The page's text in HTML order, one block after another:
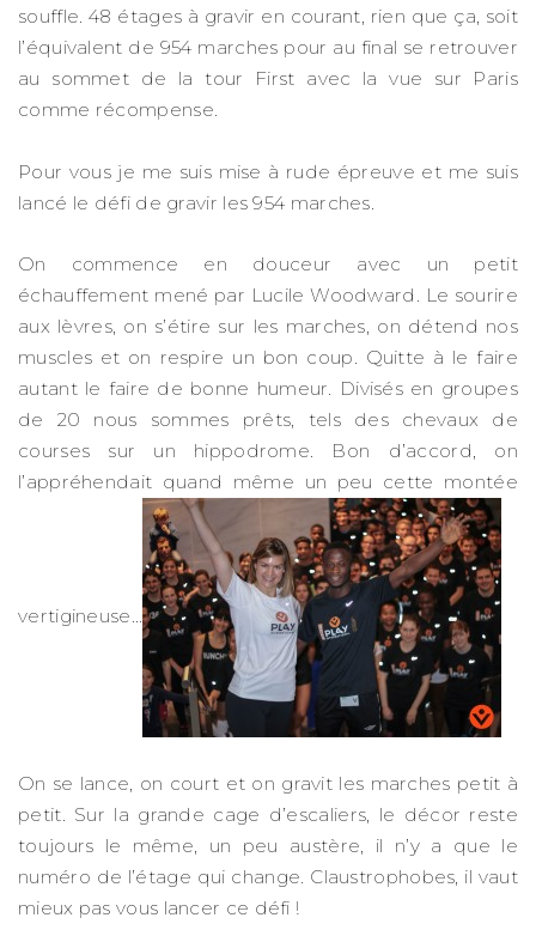
souffle. 48 étages à gravir en courant, rien que ça, soit
l’équivalent de 954 marches pour au final se retrouver
au sommet de la tour First avec la vue sur Paris
comme récompense.
Pour vous je me suis mise à rude épreuve et me suis
lancé le défi de gravir les 954 marches.
On commence en douceur avec un petit
échauffement mené par Lucile Woodward. Le sourire
aux lèvres, on s’étire sur les marches, on détend nos
muscles et on respire un bon coup. Quitte à le faire
autant le faire de bonne humeur. Divisés en groupes
de 20 nous sommes prêts, tels des chevaux de
courses sur un hippodrome. Bon d’accord, on
l’appréhendait quand même un peu cette montée
vertigineuse…
On se lance, on court et on gravit les marches petit à
petit. Sur la grande cage d’escaliers, le décor reste
toujours le même, un peu austère, il n’y a que le
numéro de l’étage qui change. Claustrophobes, il vaut
mieux pas vous lancer ce défi !